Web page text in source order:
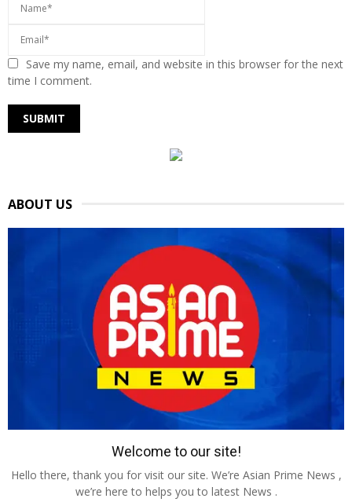
Save my name, email, and website in this browser for the next
time I comment.
ABOUT US
Welcome to our site!
Hello there, thank you for visit our site. We’re Asian Prime News ,
we’re here to helps you to latest News .